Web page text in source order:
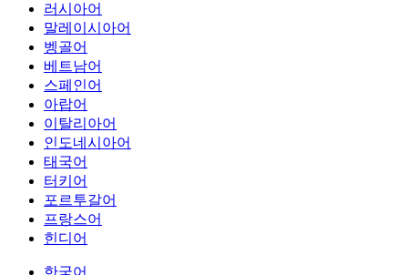
러시아어
말레이시아어
벵골어
베트남어
스페인어
아랍어
이탈리아어
인도네시아어
태국어
터키어
포르투갈어
프랑스어
힌디어
한국어